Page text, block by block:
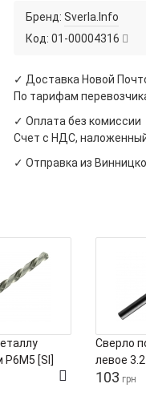
Бренд: Sverla.Info
Код: 01-00004316
✓ Доставка Новой
По тарифам
✓ Оплата без комиссии
Счет с НДС,
✓ Отправка из
Р6М5 [SI]
Сверло
левое
103 грн